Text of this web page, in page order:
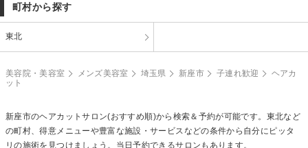
町村から探す
東北
美容院・美容室 メンズ美容室 埼玉県 新座市 子連れ歓迎
ヘアカ
ット
新座市のヘアカットサロン(おすすめ順)から検索＆予約が可能です。東北など
の町村、得意メニューや豊富な施設・サービスなどの条件から自分にピッタ
リの施術を見つけましょう。当日予約できるサロンもあります。